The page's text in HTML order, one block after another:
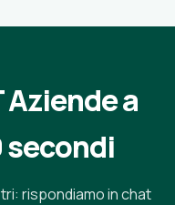
a
secondi
rispondiamo in chat